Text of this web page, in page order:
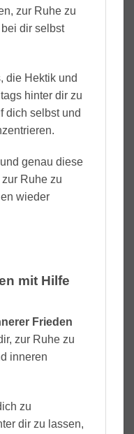
zur Ruhe zu
dir selbst
die Hektik und
hinter dir zu
dich selbst und
genau diese
Ruhe zu
wieder
mit Hilfe
Frieden
zur Ruhe zu
inneren
zu
dir zu lassen,